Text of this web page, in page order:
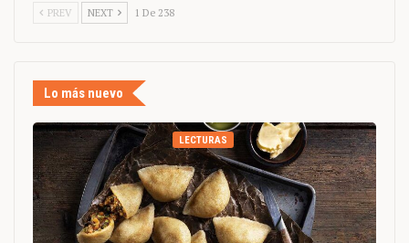
PREV NEXT 1 De 238
Lo más nuevo
LECTURAS